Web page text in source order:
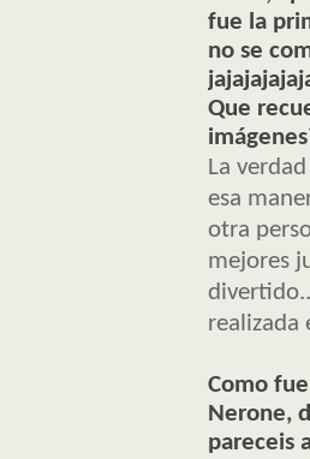
fue la
no se
Que
La
esa
otra
mejores
realizada
Como
Nerone,
pareceis